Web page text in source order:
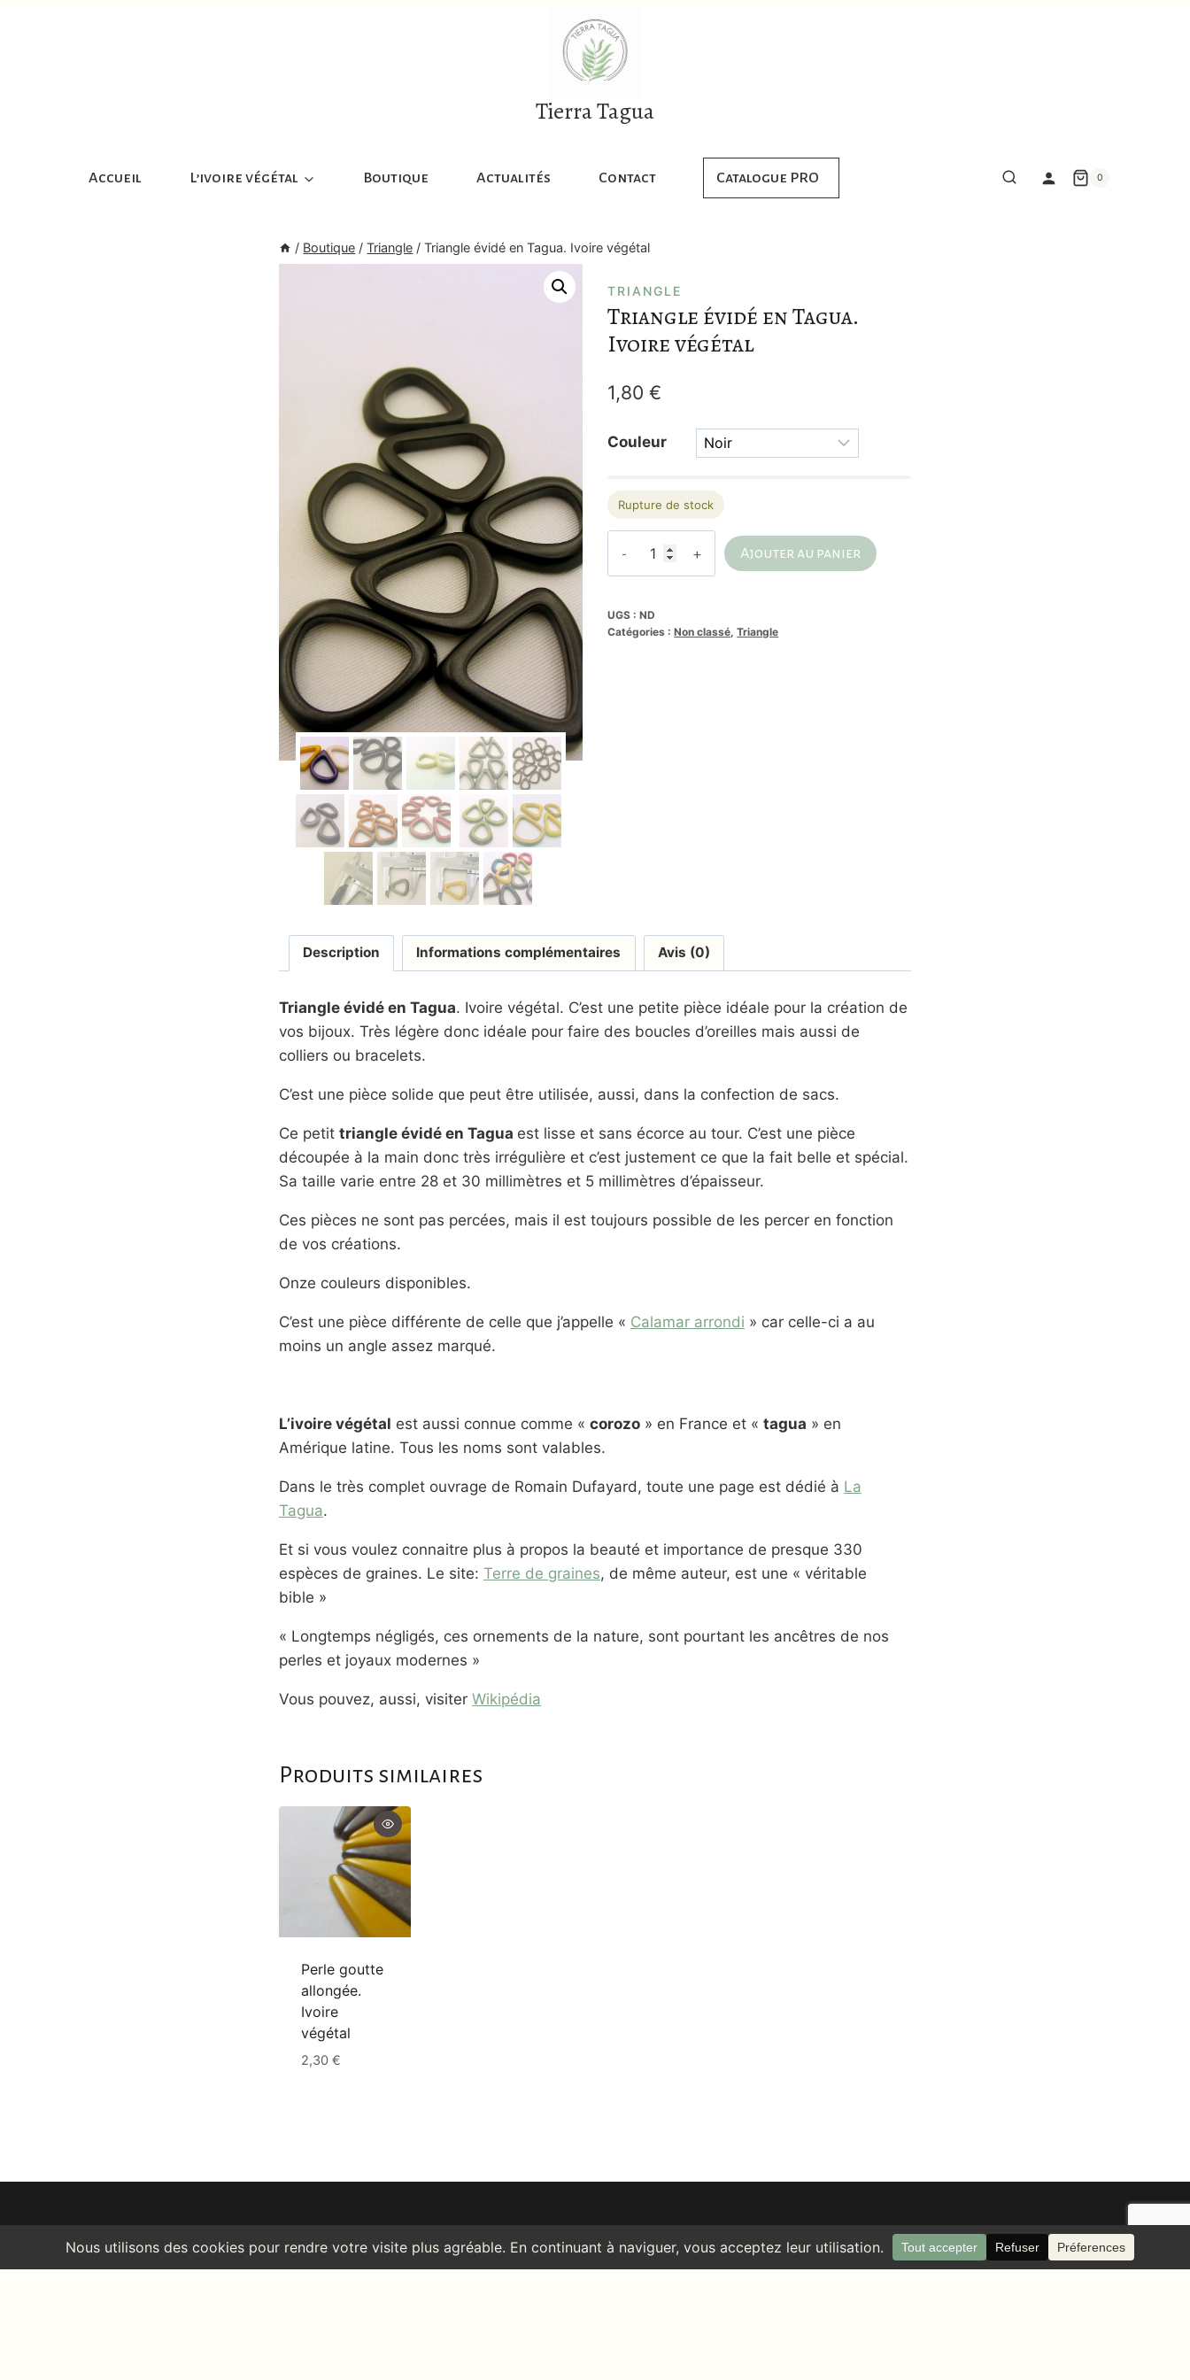
Tierra Tagua
Accueil L’ivoire végétal Boutique Actualités Contact Catalogue PRO 0
/ Boutique / Triangle / Triangle évidé en Tagua. Ivoire végétal
TRIANGLE
Triangle évidé en Tagua.
Ivoire végétal
1,80€
Couleur
Rupture de stock
évidé
en
Ajouter au panier
UGS :ND
Catégories :Non classé,Triangle
Description Informations complémentaires Avis (0)
Triangle évidé en Tagua. Ivoire végétal. C’est une petite pièce idéale pour la création de
vos bijoux. Très légère donc idéale pour faire des boucles d’oreilles mais aussi de
colliers ou bracelets.
C’est une pièce solide que peut être utilisée, aussi, dans la confection de sacs.
Ce petit triangle évidé en Tagua est lisse et sans écorce au tour. C’est une pièce
découpée à la main donc très irrégulière et c’est justement ce que la fait belle et spécial.
Sa taille varie entre 28 et 30 millimètres et 5 millimètres d’épaisseur.
Ces pièces ne sont pas percées, mais il est toujours possible de les percer en fonction
de vos créations.
Onze couleurs disponibles.
C’est une pièce différente de celle que j’appelle « Calamar arrondi » car celle-ci a au
moins un angle assez marqué.
L’ivoire végétal est aussi connue comme « corozo » en France et « tagua » en
Amérique latine. Tous les noms sont valables.
Dans le très complet ouvrage de Romain Dufayard, toute une page est dédié à La
Tagua.
Et si vous voulez connaitre plus à propos la beauté et importance de presque 330
espèces de graines. Le site: Terre de graines, de même auteur, est une « véritable
bible »
« Longtemps négligés, ces ornements de la nature, sont pourtant les ancêtres de nos
perles et joyaux modernes »
Vous pouvez, aussi, visiter Wikipédia
Produits similaires
Perle goutte
allongée.
Ivoire
végétal
2,30 €
CGV
Facebook
06 59 28 68 06